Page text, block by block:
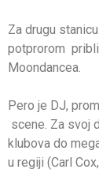
Za drugu
potprorom
Moondancea.
Pero je DJ,
scene. Za svoj
klubova do
u regiji (Carl